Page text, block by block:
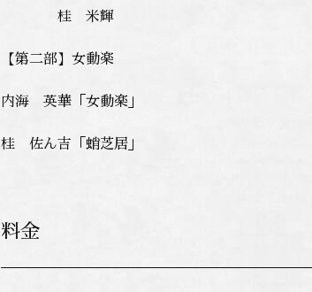
桂 米輝
【第二部】女動楽
内海 英華「女動楽」
桂 佐ん吉「蛸芝居」
料金